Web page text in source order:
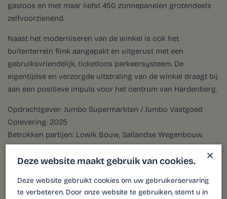
gasloos en met maar liefst 450 zonnepanelen grotendeels
zelfvoorzienend.
Naast het moderniseren van de winkel is ook het
buitenterrein flink aangepakt en uitgerust met een
gebruiksvriendelijk, ticketloos parkeersysteem. De
eigentijdse en verzorgde uitstraling van de winkel draagt bij
aan een positieve impuls voor het centrum van Hardenberg.
Opdrachtgever: Jumbo Supermarkten / Jumbo Vastgoed
Oplevering: 2025
Betrokken partijen: Lowik Bouw, Sallandse Wegenbouw,
Retail Bouw Management
×
Deze website maakt gebruik van cookies.
Deze website gebruikt cookies om uw gebruikerservaring
te verbeteren. Door onze website te gebruiken, stemt u in